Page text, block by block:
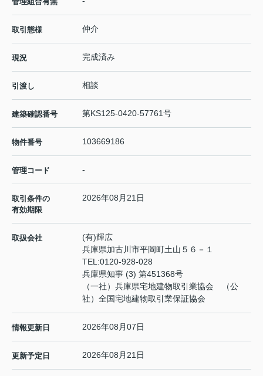
取引態様 仲介
現況 完成済み
引渡し 相談
建築確認番号 第KS125-0420-57761号
物件番号 103669186
管理コード -
取引条件の
有効期限
2026年08月21日
取扱会社
(有)輝広
兵庫県加古川市平岡町土山５６－１
TEL:0120-928-028
兵庫県知事 (3) 第451368号
（一社）兵庫県宅地建物取引業協会 （公
社）全国宅地建物取引業保証協会
情報更新日 2026年08月07日
更新予定日 2026年08月21日